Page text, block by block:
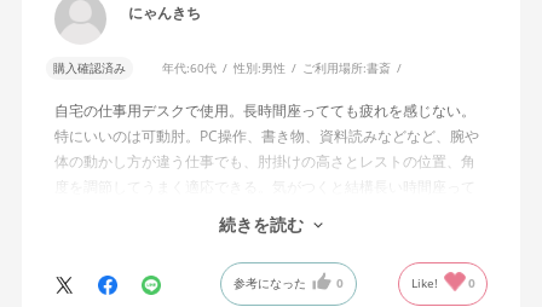
にゃんきち
購入確認済み 年代:60代 性別:男性 ご利用場所:書斎
自宅の仕事用デスクで使用。長時間座ってても疲れを感じない。
特にいいのは可動肘。PC操作、書き物、資料読みなどなど、腕や
体の動かし方が違う仕事でも、肘掛けの高さとレストの位置、角
度を調節してうまく適応できる。気がつくと結構長い時間座って
ランバーサポートは思ったよりやさしいサポート。従来使ってい
た骨盤サポートチェアよりも支える感じは緩やかだが、姿勢の崩
続きを読む
参考になった 0 Like! 0